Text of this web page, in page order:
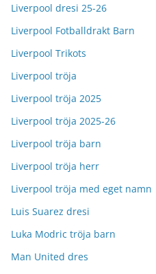
Liverpool dresi 25-26
Liverpool Fotballdrakt Barn
Liverpool Trikots
Liverpool tröja
Liverpool tröja 2025
Liverpool tröja 2025-26
Liverpool tröja barn
Liverpool tröja herr
Liverpool tröja med eget namn
Luis Suarez dresi
Luka Modric tröja barn
Man United dres